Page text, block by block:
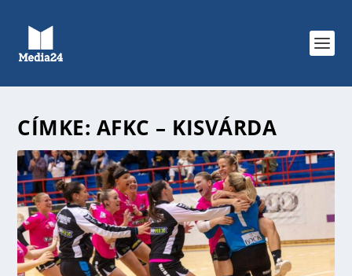
CÍMKE: AFKC – KISVÁRDA